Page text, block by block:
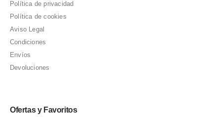
Política de privacidad
Política de cookies
Aviso Legal
Condiciones
Envíos
Devoluciones
Ofertas y Favoritos